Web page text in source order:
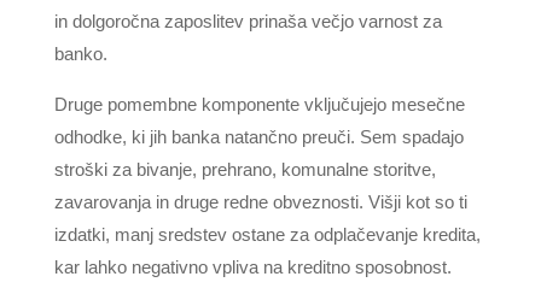
in dolgoročna zaposlitev prinaša večjo varnost za
banko.
Druge pomembne komponente vključujejo mesečne
odhodke, ki jih banka natančno preuči. Sem spadajo
stroški za bivanje, prehrano, komunalne storitve,
zavarovanja in druge redne obveznosti. Višji kot so ti
izdatki, manj sredstev ostane za odplačevanje kredita,
kar lahko negativno vpliva na kreditno sposobnost.